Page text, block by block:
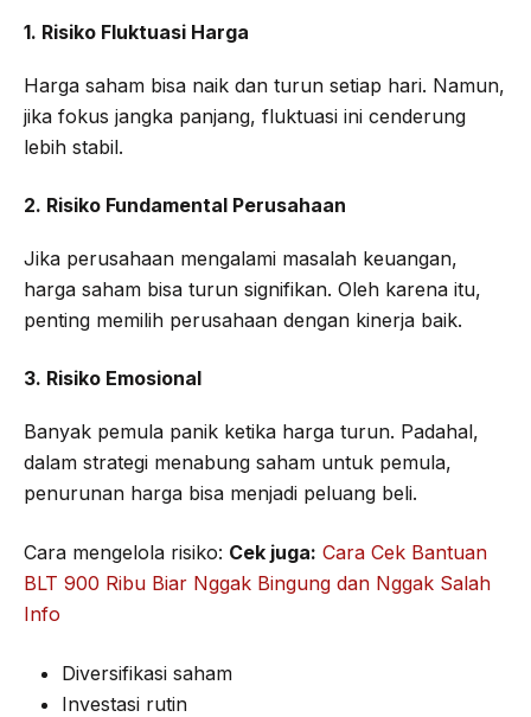
1. Risiko Fluktuasi Harga
Harga saham bisa naik dan turun setiap hari. Namun,
jika fokus jangka panjang, fluktuasi ini cenderung
lebih stabil.
2. Risiko Fundamental Perusahaan
Jika perusahaan mengalami masalah keuangan,
harga saham bisa turun signifikan. Oleh karena itu,
penting memilih perusahaan dengan kinerja baik.
3. Risiko Emosional
Banyak pemula panik ketika harga turun. Padahal,
dalam strategi menabung saham untuk pemula,
penurunan harga bisa menjadi peluang beli.
Cara mengelola risiko: Cek juga: Cara Cek Bantuan
BLT 900 Ribu Biar Nggak Bingung dan Nggak Salah
Info
Diversifikasi saham
Investasi rutin